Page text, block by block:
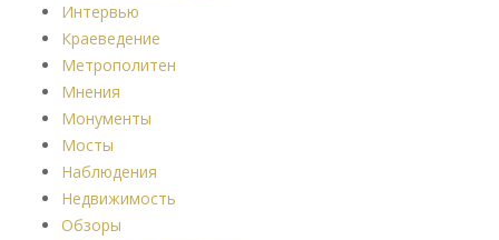
Интервью
Краеведение
Метрополитен
Мнения
Монументы
Мосты
Наблюдения
Недвижимость
Обзоры